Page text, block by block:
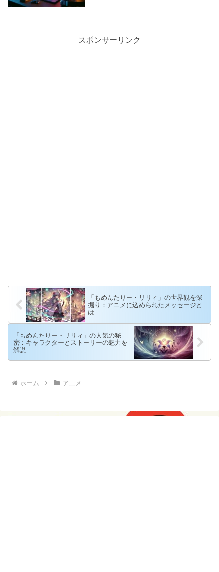
スポンサーリンク
「もめんたりー・リリィ」の世界観を深
掘り：アニメに込められたメッセージと
は
「もめんたりー・リリィ」の人気の秘
密：キャラクターとストーリーの魅力を
解説
ホーム ア二メ